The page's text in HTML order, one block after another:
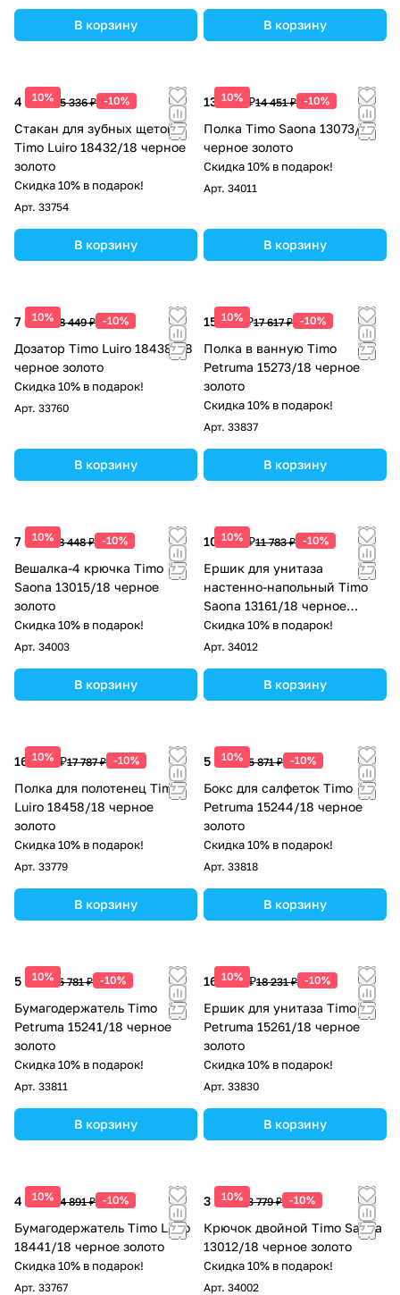
В корзину В корзину
10%
4 802 ₽ 5 336 ₽ -10%
Стакан для зубных щеток
Timo Luiro 18432/18 черное
золото
Скидка 10% в подарок!
Арт. 33754
В корзину
10%
13 006 ₽14 451 ₽ -10%
Полка Timo Saona 13073/18
черное золото
Скидка 10% в подарок!
Арт. 34011
В корзину
10%
7 604 ₽ 8 449 ₽ -10%
Дозатор Timo Luiro 18438/18
черное золото
Скидка 10% в подарок!
Арт. 33760
В корзину
10%
15 855 ₽17 617 ₽ -10%
Полка в ванную Timo
Petruma 15273/18 черное
золото
Скидка 10% в подарок!
Арт. 33837
В корзину
10%
7 603 ₽ 8 448 ₽ -10%
Вешалка-4 крючка Timo
Saona 13015/18 черное
золото
Скидка 10% в подарок!
Арт. 34003
В корзину
10%
10 605 ₽11 783 ₽ -10%
Ершик для унитаза
настенно-напольный Timo
Saona 13161/18 черное
золото
Скидка 10% в подарок!
Арт. 34012
В корзину
10%
16 008 ₽17 787 ₽ -10%
Полка для полотенец Timo
Luiro 18458/18 черное
золото
Скидка 10% в подарок!
Арт. 33779
В корзину
10%
5 284 ₽ 5 871 ₽ -10%
Бокс для салфеток Timo
Petruma 15244/18 черное
золото
Скидка 10% в подарок!
Арт. 33818
В корзину
10%
5 203 ₽ 5 781 ₽ -10%
Бумагодержатель Timo
Petruma 15241/18 черное
золото
Скидка 10% в подарок!
Арт. 33811
В корзину
10%
16 408 ₽18 231 ₽ -10%
Ершик для унитаза Timo
Petruma 15261/18 черное
золото
Скидка 10% в подарок!
Арт. 33830
В корзину
10%
4 402 ₽ 4 891 ₽ -10%
Бумагодержатель Timo Luiro
18441/18 черное золото
Скидка 10% в подарок!
Арт. 33767
10%
3 401 ₽ 3 779 ₽ -10%
Крючок двойной Timo Saona
13012/18 черное золото
Скидка 10% в подарок!
Арт. 34002